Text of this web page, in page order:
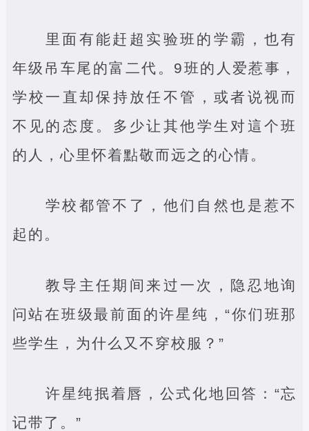
里面有能赶超实验班的学霸，也有
年级吊车尾的富二代。9班的人爱惹事，
学校一直却保持放任不管，或者说视而
不见的态度。多少让其他学生对這个班
的人，心里怀着點敬而远之的心情。
学校都管不了，他们自然也是惹不
起的。
教导主任期间来过一次，隐忍地询
问站在班级最前面的许星纯，“你们班那
些学生，为什么又不穿校服？”
许星纯抿着唇，公式化地回答：“忘
记带了。”